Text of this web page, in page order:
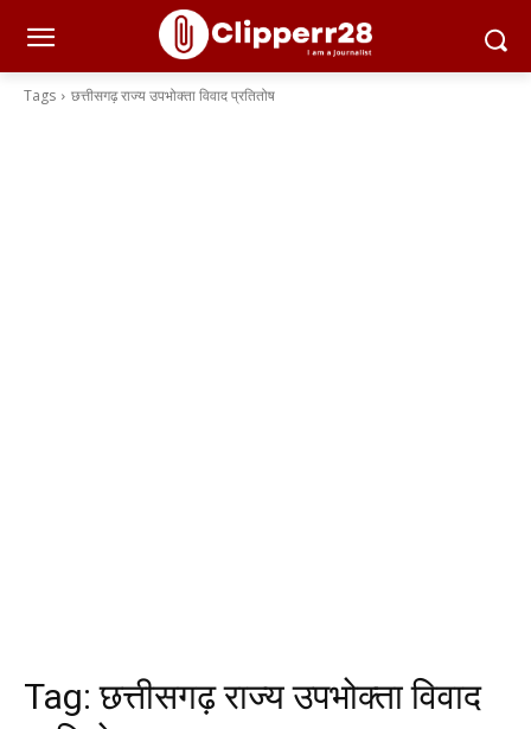
Tags छत्तीसगढ़ राज्य उपभोक्ता विवाद प्रतितोष
Tag:छत्तीसगढ़ राज्य उपभोक्ता विवाद